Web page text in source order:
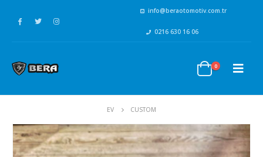
info@beraotomotiv.com.tr
0216 630 16 06
0
EV CUSTOM